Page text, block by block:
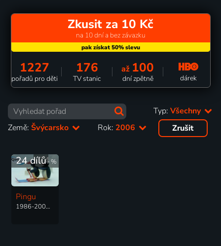
Zkusit za 10 Kč
na 10 dní a bez závazku
1227
pořadů pro děti
176
TV stanic
až 100
dní zpětně dárek
Typ: Všechny
Země: Švýcarsko Rok: 2006 Zrušit
74%
24 dílů
Pingu
1986-2006 | Švýcarsko, Velká Británie | Animovaný, Rodinný